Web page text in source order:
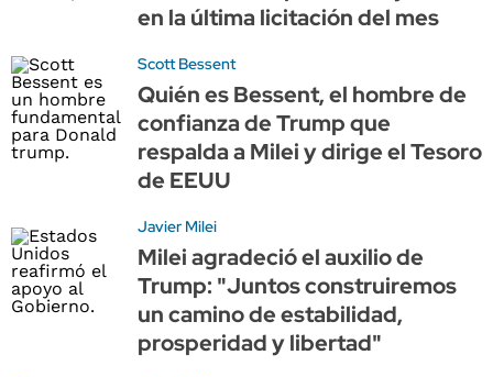
en la última licitación del mes
Scott Bessent
Quién es Bessent, el hombre de
confianza de Trump que
respalda a Milei y dirige el Tesoro
de EEUU
Javier Milei
Milei agradeció el auxilio de
Trump: "Juntos construiremos
un camino de estabilidad,
prosperidad y libertad"